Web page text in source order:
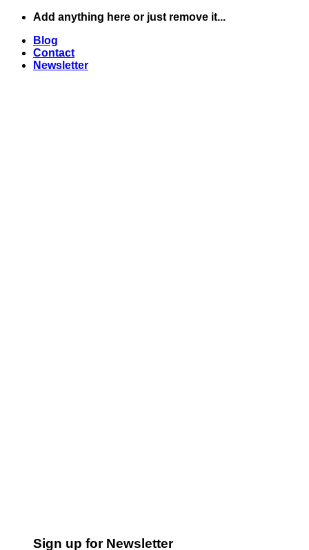
Skip
content
Add anything here or just remove it...
Blog
Contact
Newsletter
Sign up for Newsletter